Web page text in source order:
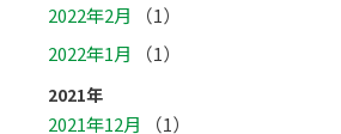
2022年2月
（1）
2022年1月
（1）
2021年
2021年12月 （1）